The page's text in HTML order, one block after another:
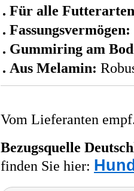
Für alle Futterarten
Fassungsvermögen:
Gummiring am
Aus Melamin:
Vom Lieferanten
Bezugsquelle
finden Sie hier: